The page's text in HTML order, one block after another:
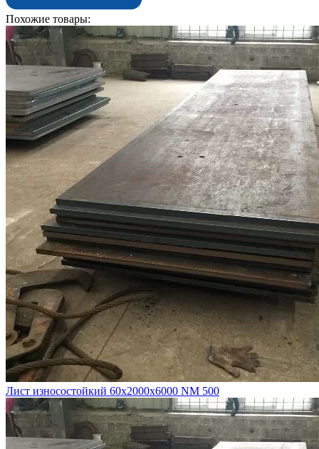
Похожие товары:
Лист износостойкий 60х2000х6000 NM 500